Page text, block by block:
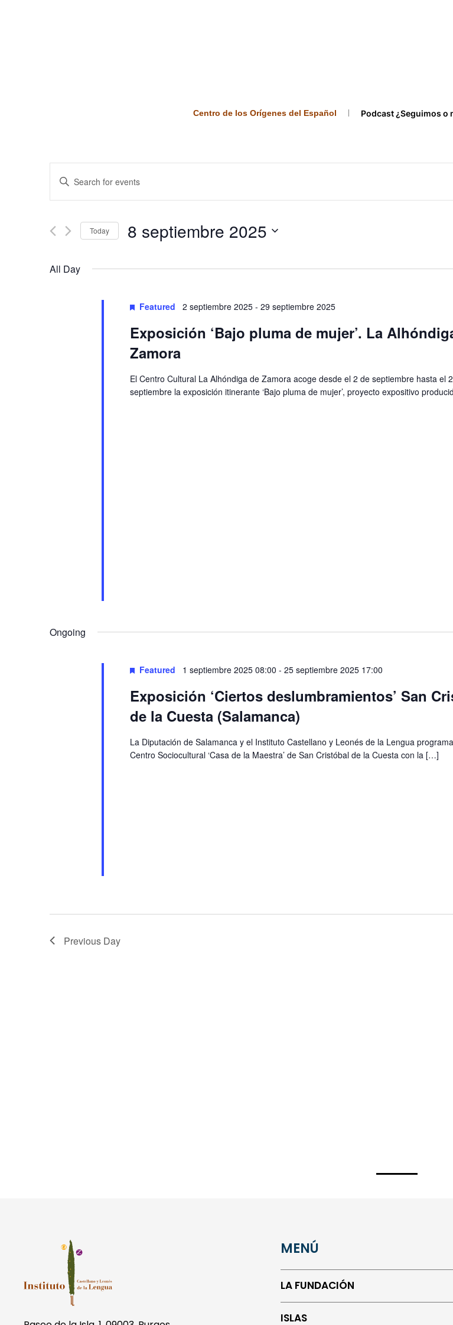
Centro de los Orígenes del Español Podcast ¿Seguimos o
Events
Search
and
Views
Navigation
Enter
Keyword.
Search
Events
Today 8 septiembre 2025
All Day
Featured 2 septiembre 2025- 29 septiembre 2025
Exposición ‘Bajo pluma de mujer’. La
Zamora
El Centro Cultural La Alhóndiga de Zamora acoge desde el 2 de septiembre hasta el
septiembre la exposición itinerante ‘Bajo pluma de mujer’, proyecto expositivo
Ongoing
Featured 1 septiembre 2025 08:00 - 25 septiembre 2025 17:00
Exposición ‘Ciertos deslumbramientos’ San
de la Cuesta (Salamanca)
La Diputación de Salamanca y el Instituto Castellano y Leonés de la Lengua
Centro Sociocultural ‘Casa de la Maestra’ de San Cristóbal de la Cuesta con la […]
Previous Day
MENÚ
LA FUNDACIÓN
ISLAS